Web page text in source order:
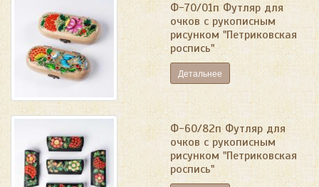
Ф-70/01п Футляр для
очков с рукописным
рисунком "Петриковская
роспись"
Детальнее
Ф-60/82п Футляр для
очков с рукописным
рисунком "Петриковская
роспись"